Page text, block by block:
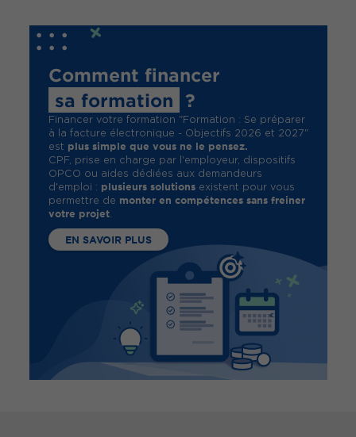
Comment financer
sa formation
?
Financer votre formation "Formation : Se préparer
à la facture électronique - Objectifs 2026 et 2027"
est plus simple que vous ne le pensez.
CPF, prise en charge par l'employeur, dispositifs
OPCO ou aides dédiées aux demandeurs
d'emploi : plusieurs solutionsexistent pour vous
permettre de monter en compétences sans freiner
votre projet.
EN SAVOIR PLUS